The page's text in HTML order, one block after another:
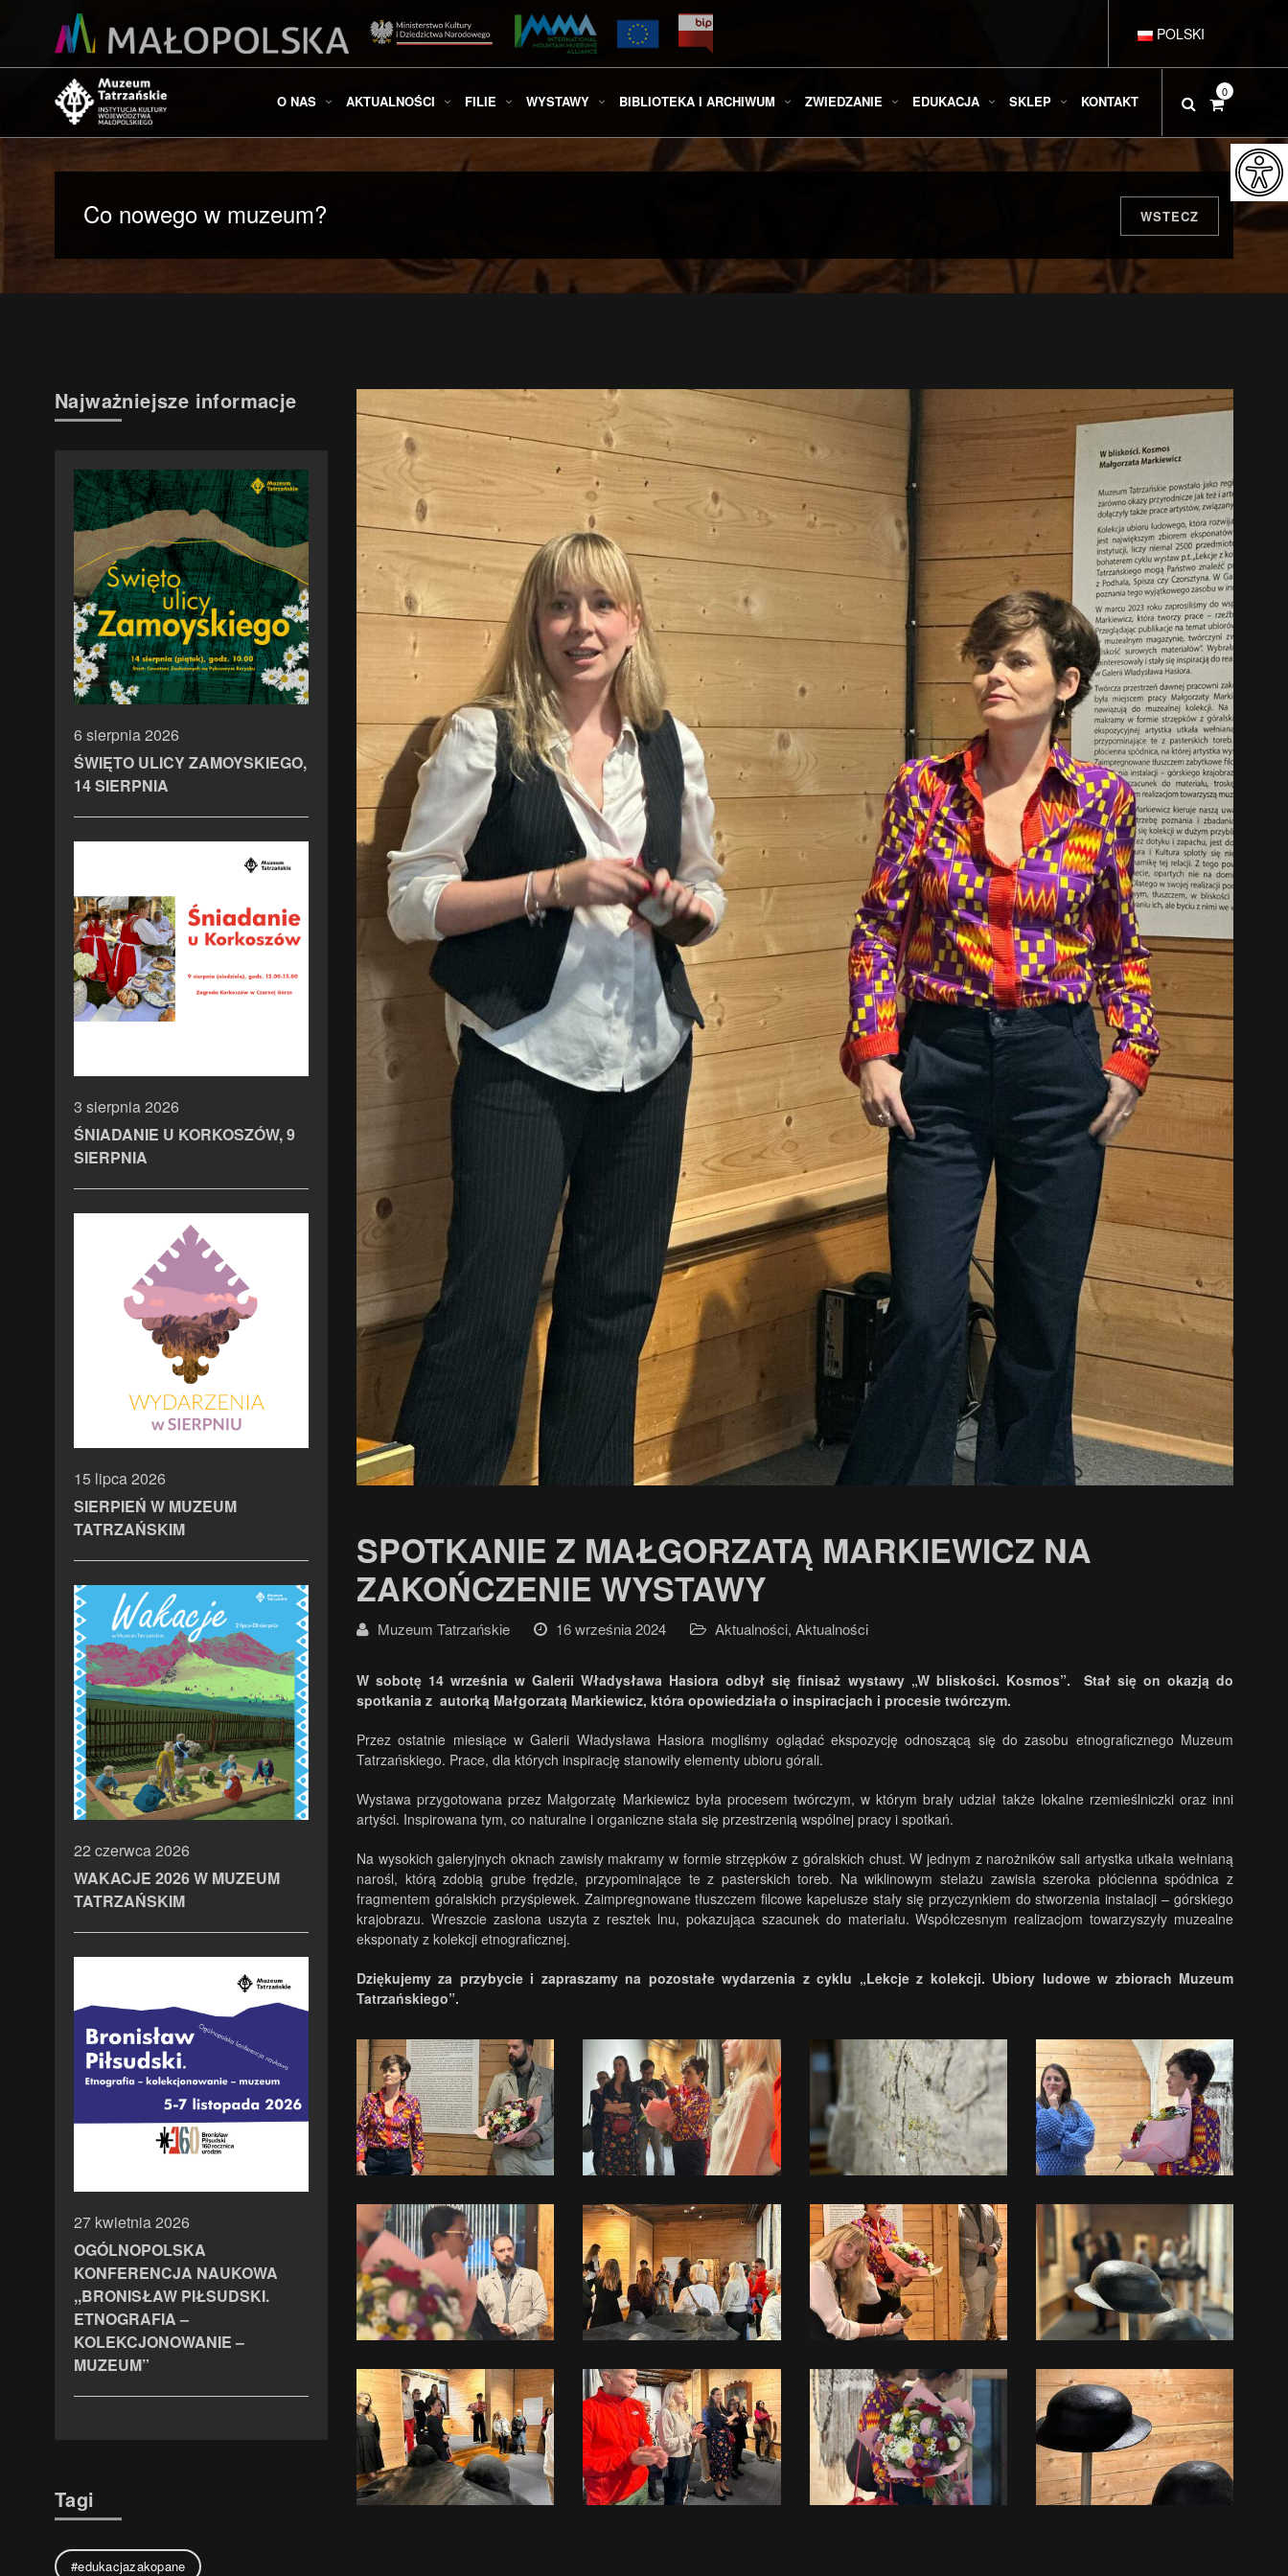
POLSKI
DEUTSCH
ESPAÑOL
РУССКИЙ
中文 (中国)
日本語
O NAS AKTUALNOŚCI FILIE WYSTAWY BIBLIOTEKA I ARCHIWUM ZWIEDZANIE EDUKACJA SKLEP KONTAKT
0
Co nowego w muzeum? WSTECZ
SPOTKANIE Z MAŁGORZATĄ MARKIEWICZ NA
ZAKOŃCZENIE WYSTAWY
Muzeum Tatrzańskie 16 września 2024 Aktualności, Aktualności
W sobotę 14 września w Galerii Władysława Hasiora odbył się finisaż wystawy „W bliskości. Kosmos”. Stał się on okazją do
spotkania z autorką Małgorzatą Markiewicz, która opowiedziała o inspiracjach i procesie twórczym.
Przez ostatnie miesiące w Galerii Władysława Hasiora mogliśmy oglądać ekspozycję odnoszącą się do zasobu etnograficznego Muzeum
Tatrzańskiego. Prace, dla których inspirację stanowiły elementy ubioru górali.
Wystawa przygotowana przez Małgorzatę Markiewicz była procesem twórczym, w którym brały udział także lokalne rzemieślniczki oraz inni
artyści. Inspirowana tym, co naturalne i organiczne stała się przestrzenią wspólnej pracy i spotkań.
Na wysokich galeryjnych oknach zawisły makramy w formie strzępków z góralskich chust. W jednym z narożników sali artystka utkała wełnianą
narośl, którą zdobią grube frędzle, przypominające te z pasterskich toreb. Na wiklinowym stelażu zawisła szeroka płócienna spódnica z
fragmentem góralskich przyśpiewek. Zaimpregnowane tłuszczem filcowe kapelusze stały się przyczynkiem do stworzenia instalacji – górskiego
krajobrazu. Wreszcie zasłona uszyta z resztek lnu, pokazująca szacunek do materiału. Współczesnym realizacjom towarzyszyły muzealne
eksponaty z kolekcji etnograficznej.
Dziękujemy za przybycie i zapraszamy na pozostałe wydarzenia z cyklu „Lekcje z kolekcji. Ubiory ludowe w zbiorach Muzeum
Tatrzańskiego”.
Najważniejsze informacje
6 sierpnia 2026
ŚWIĘTO ULICY ZAMOYSKIEGO,
14 SIERPNIA
3 sierpnia 2026
ŚNIADANIE U KORKOSZÓW, 9
SIERPNIA
15 lipca 2026
SIERPIEŃ W MUZEUM
TATRZAŃSKIM
22 czerwca 2026
WAKACJE 2026 W MUZEUM
TATRZAŃSKIM
27 kwietnia 2026
OGÓLNOPOLSKA
KONFERENCJA NAUKOWA
,,BRONISŁAW PIŁSUDSKI.
ETNOGRAFIA –
KOLEKCJONOWANIE –
MUZEUM”
Tagi
#edukacjazakopane
.